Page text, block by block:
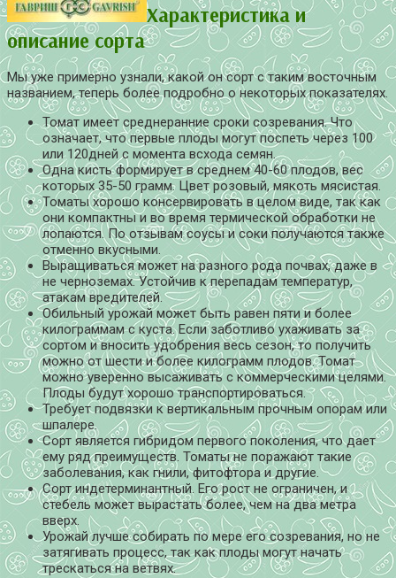
Характеристика и
описание сорта
Мы уже примерно узнали, какой он сорт с таким восточным
названием, теперь более подробно о некоторых показателях.
Томат имеет среднеранние сроки созревания. Что
означает, что первые плоды могут поспеть через 100
или 120дней с момента всхода семян.
Одна кисть формирует в среднем 40-60 плодов, вес
которых 35-50 грамм. Цвет розовый, мякоть мясистая.
Томаты хорошо консервировать в целом виде, так как
они компактны и во время термической обработки не
лопаются. По отзывам соусы и соки получаются также
отменно вкусными.
Выращиваться может на разного рода почвах, даже в
не черноземах. Устойчив к перепадам температур,
атакам вредителей.
Обильный урожай может быть равен пяти и более
килограммам с куста. Если заботливо ухаживать за
сортом и вносить удобрения весь сезон, то получить
можно от шести и более килограмм плодов. Томат
можно уверенно высаживать с коммерческими целями.
Плоды будут хорошо транспортироваться.
Требует подвязки к вертикальным прочным опорам или
шпалере.
Сорт является гибридом первого поколения, что дает
ему ряд преимуществ. Томаты не поражают такие
заболевания, как гнили, фитофтора и другие.
Сорт индетерминантный. Его рост не ограничен, и
стебель может вырастать более, чем на два метра
вверх.
Урожай лучше собирать по мере его созревания, но не
затягивать процесс, так как плоды могут начать
трескаться на ветвях.